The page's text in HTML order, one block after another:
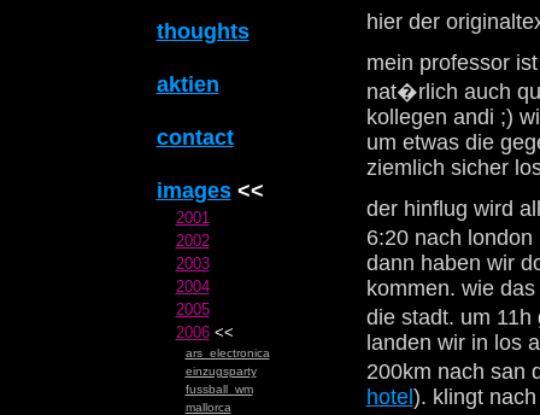
thoughts
aktien
contact
images<<
2001
2002
2003
2004
2005
2006<<
ars_electronica
einzugsparty
fussball_wm
mallorca
hier der
mein professor
nat�rlich auch
kollegen andi ;)
um etwas die
ziemlich sicher
der hinflug wird
6:20 nach
dann haben wir
kommen. wie
die stadt. um
landen wir in los
200km nach san
hotel). klingt